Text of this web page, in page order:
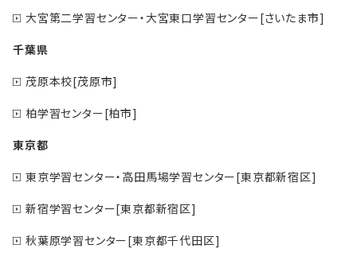
大宮第二学習センター・大宮東口学習センター[さいたま市]
千葉県
茂原本校[茂原市]
柏学習センター[柏市]
東京都
東京学習センター・高田馬場学習センター[東京都新宿区]
新宿学習センター[東京都新宿区]
秋葉原学習センター[東京都千代田区]